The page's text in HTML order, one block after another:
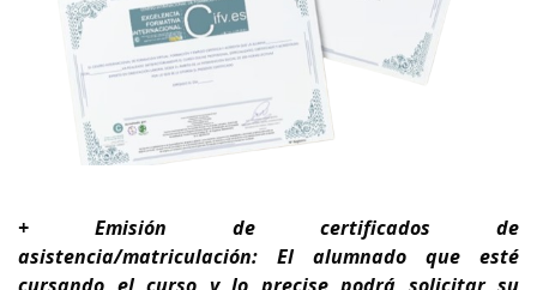
+ Emisión de certificados de
asistencia/matriculación: El alumnado que esté